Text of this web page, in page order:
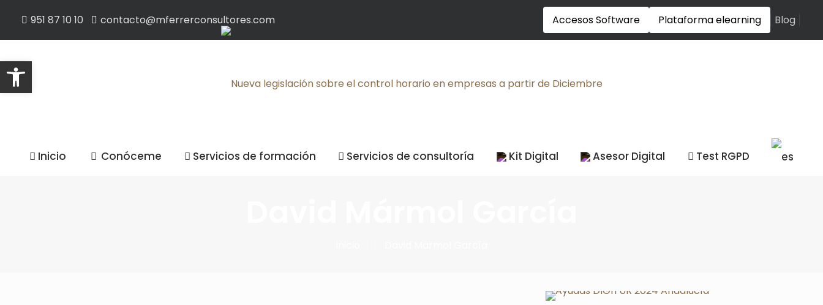
951 87 10 10 contacto@mferrerconsultores.com Blog
Plataforma elearning
Accesos Software
Inicio Conóceme Servicios de formación Servicios de consultoría Kit Digital Asesor Digital Test RGPD
Abrir barra de herramientas